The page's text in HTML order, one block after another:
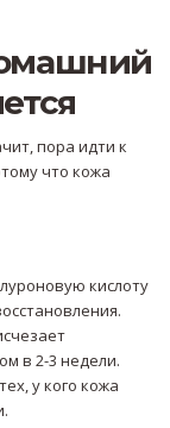
пора идти к
что кожа
кислоту
в 2-3 недели.
у кого кожа